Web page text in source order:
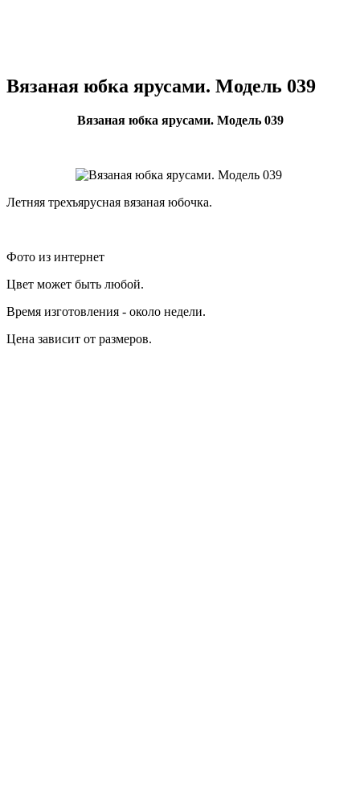
Вязаная юбка ярусами. Модель 039
Вязаная юбка ярусами. Модель 039
Летняя трехъярусная вязаная юбочка.
Фото из интернет
Цвет может быть любой.
Время изготовления - около недели.
Цена зависит от размеров.